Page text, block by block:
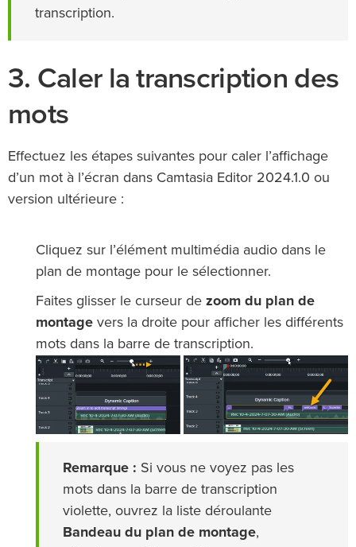
transcription.
3. Caler la transcription des
mots
Effectuez les étapes suivantes pour caler l’affichage
d’un mot à l’écran dans Camtasia Editor 2024.1.0 ou
version ultérieure :
Cliquez sur l’élément multimédia audio dans le
plan de montage pour le sélectionner.
Faites glisser le curseur de zoom du plan de
montage vers la droite pour afficher les différents
mots dans la barre de transcription.
Remarque : Si vous ne voyez pas les
mots dans la barre de transcription
violette, ouvrez la liste déroulante
Bandeau du plan de montage,